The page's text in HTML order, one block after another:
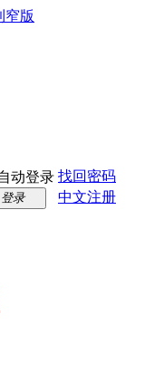
窄版
动登录 找回密码
登录 中文注册